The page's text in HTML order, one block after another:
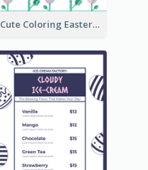
Cute Coloring Easter Egg Menu Design Ideas